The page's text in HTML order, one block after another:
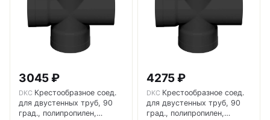
3045 ₽
DKC Крестообразное соед.
для двустенных труб, 90
град., полипропилен,
4275 ₽
DKC Крестообразное соед.
для двустенных труб, 90
град., полипропилен,